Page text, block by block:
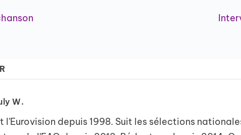
W.
l'Eurovision depuis 1998. Suit les sélections